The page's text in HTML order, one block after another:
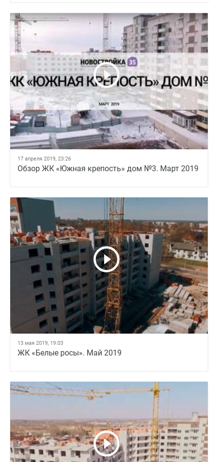
17 апреля 2019, 23:26
Обзор ЖК «Южная крепость» дом №3. Март 2019
13 мая 2019, 19:03
ЖК «Белые росы». Май 2019